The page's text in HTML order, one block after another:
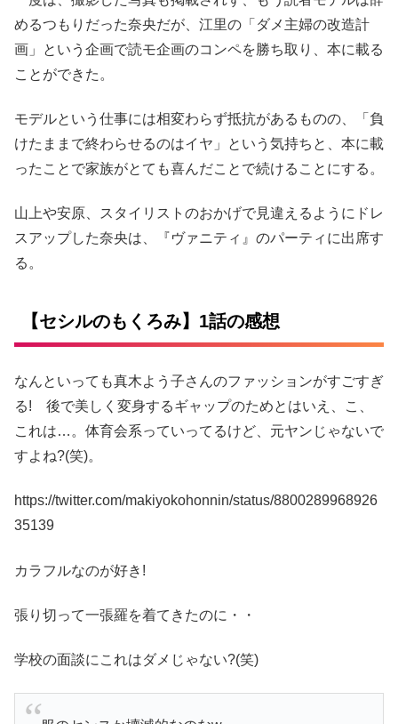
めるつもりだった奈央だが、江里の「ダメ主婦の改造計
画」という企画で読モ企画のコンペを勝ち取り、本に載る
ことができた。
モデルという仕事には相変わらず抵抗があるものの、「負
けたままで終わらせるのはイヤ」という気持ちと、本に載
ったことで家族がとても喜んだことで続けることにする。
山上や安原、スタイリストのおかげで見違えるようにドレ
スアップした奈央は、『ヴァニティ』のパーティに出席す
る。
【セシルのもくろみ】1話の感想
なんといっても真木よう子さんのファッションがすごすぎ
る! 後で美しく変身するギャップのためとはいえ、こ、
これは…。体育会系っていってるけど、元ヤンじゃないで
すよね?(笑)。
https://twitter.com/makiyokohonnin/status/8800289968926
35139
カラフルなのが好き!
張り切って一張羅を着てきたのに・・
学校の面談にこれはダメじゃない?(笑)